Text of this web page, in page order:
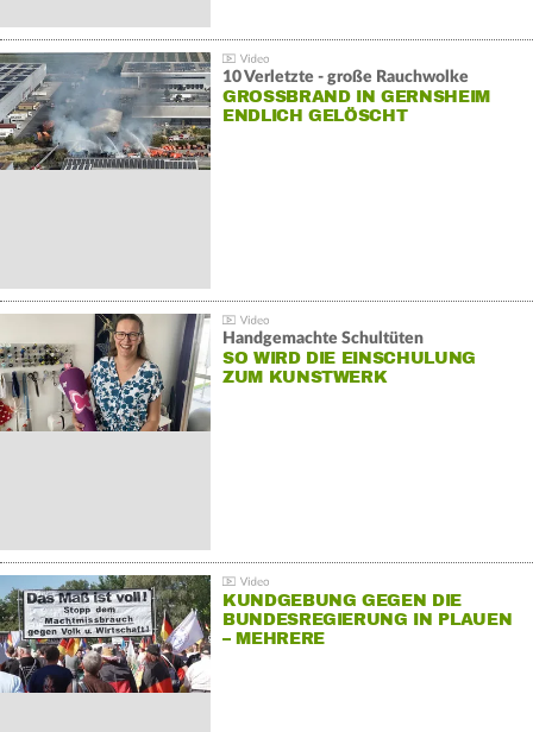
10 Verletzte - große Rauchwolke
GROSSBRAND IN GERNSHEIM E
NDLICH GELÖSCHT
Handgemachte Schultüten
SO WIRD DIE EINSCHULUNG
ZUM KUNSTWERK
KUNDGEBUNG GEGEN DIE
BUNDESREGIERUNG IN PLAUEN
– MEHRERE